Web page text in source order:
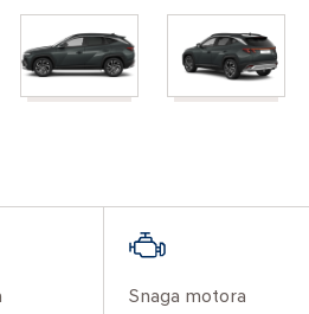
Snaga motora